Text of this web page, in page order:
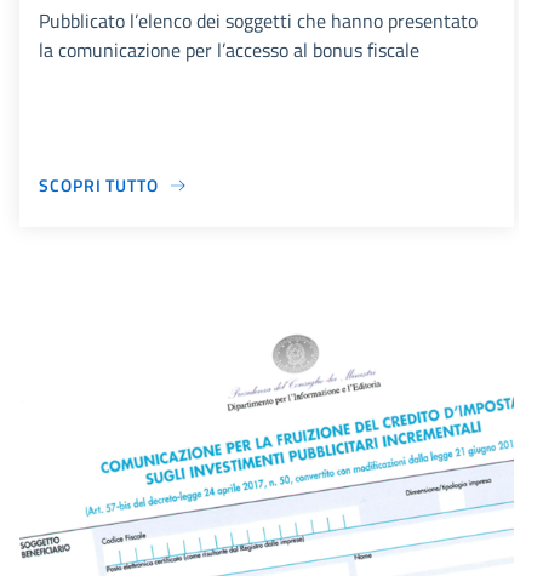
Pubblicato l’elenco dei soggetti che hanno presentato
la comunicazione per l’accesso al bonus fiscale
SCOPRI TUTTO